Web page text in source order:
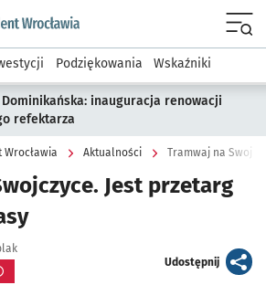
podserwis: Prezydent
Podziękowania Wskaźniki
inauguracja renowacji
refektarza
Wrocławia Aktualności Tramwaj na
Jest przetarg
Udostępnijartykuł